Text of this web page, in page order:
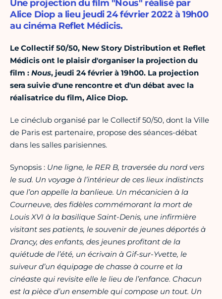
Une projection du film "Nous" réalisé par
Alice Diop a lieu jeudi 24 février 2022 à 19h00
au cinéma Reflet Médicis.
Le Collectif 50/50, New Story Distribution et Reflet
Médicis ont le plaisir d'organiser la projection du
film : Nous, jeudi 24 février à 19h00. La projection
sera suivie d'une rencontre et d'un débat avec la
réalisatrice du film, Alice Diop.
Le cinéclub organisé par le Collectif 50/50, dont la Ville
de Paris est partenaire, propose des séances-débat
dans les salles parisiennes.
Synopsis : Une ligne, le RER B, traversée du nord vers
le sud. Un voyage à l’intérieur de ces lieux indistincts
que l’on appelle la banlieue. Un mécanicien à la
Courneuve, des fidèles commémorant la mort de
Louis XVI à la basilique Saint-Denis, une infirmière
visitant ses patients, le souvenir de jeunes déportés à
Drancy, des enfants, des jeunes profitant de la
quiétude de l’été, un écrivain à Gif-sur-Yvette, le
suiveur d’un équipage de chasse à courre et la
cinéaste qui revisite elle le lieu de l’enfance. Chacun
est la pièce d’un ensemble qui compose un tout. Un